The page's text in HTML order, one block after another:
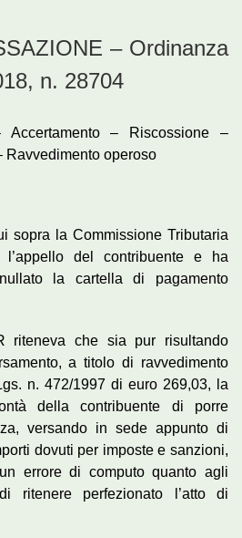
– Ordinanza
n. 28704
Accertamento – Riscossione –
Ravvedimento operoso
sopra la Commissione Tributaria
l’appello del contribuente e ha
la cartella di pagamento
riteneva che sia pur risultando
a titolo di ravvedimento
n. 472/1997 di euro 269,03, la
della contribuente di porre
versando in sede appunto di
dovuti per imposte e sanzioni,
errore di computo quanto agli
ritenere perfezionato l’atto di